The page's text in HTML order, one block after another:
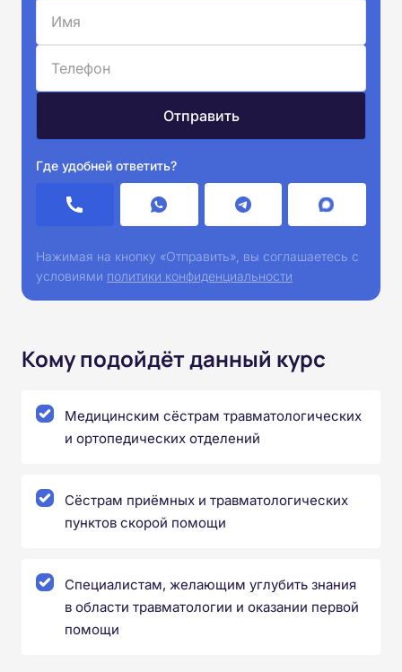
Где удобней ответить?
Нажимая на кнопку «Отправить», вы соглашаетесь с
условиями политики конфиденциальности
Кому подойдёт данный курс
Медицинским сёстрам травматологических
и ортопедических отделений
Сёстрам приёмных и травматологических
пунктов скорой помощи
Специалистам, желающим углубить знания
в области травматологии и оказании первой
помощи